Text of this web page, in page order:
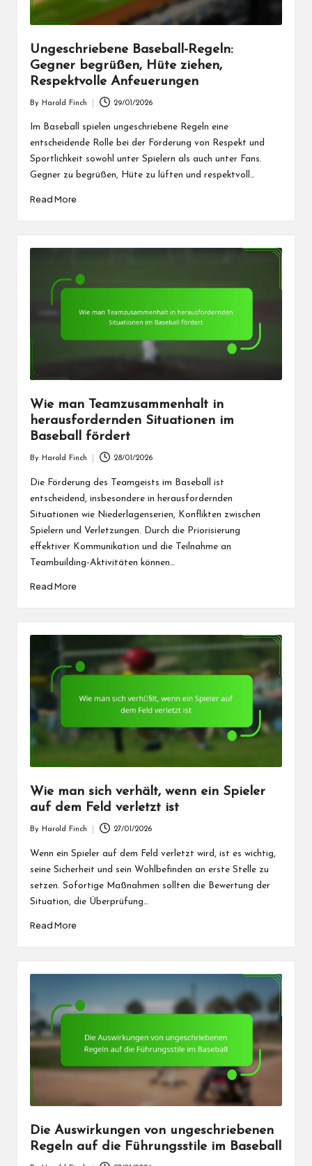
Ungeschriebene Baseball-Regeln:
Gegner begrüßen, Hüte ziehen,
Respektvolle Anfeuerungen
Posted
by
By Harold Finch 29/01/2026
Im Baseball spielen ungeschriebene Regeln eine
entscheidende Rolle bei der Förderung von Respekt und
Sportlichkeit sowohl unter Spielern als auch unter Fans.
Gegner zu begrüßen, Hüte zu lüften und respektvoll…
Read More
Wie man Teamzusammenhalt in
herausfordernden Situationen im
Baseball fördert
by
By Harold Finch 28/01/2026
Die Förderung des Teamgeists im Baseball ist
entscheidend, insbesondere in herausfordernden
Situationen wie Niederlagenserien, Konflikten zwischen
Spielern und Verletzungen. Durch die Priorisierung
effektiver Kommunikation und die Teilnahme an
Teambuilding-Aktivitäten können…
Read More
Wie man sich verhält, wenn ein Spieler
auf dem Feld verletzt ist
by
By Harold Finch 27/01/2026
Wenn ein Spieler auf dem Feld verletzt wird, ist es wichtig,
seine Sicherheit und sein Wohlbefinden an erste Stelle zu
setzen. Sofortige Maßnahmen sollten die Bewertung der
Situation, die Überprüfung…
Read More
Die Auswirkungen von ungeschriebenen
Regeln auf die Führungsstile im Baseball